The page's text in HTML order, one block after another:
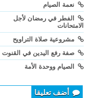
نعمة الصيام
الفطر في رمضان لأجل
الامتحانات
مشروعية صلاة التراويح
صفة رفع اليدين في القنوت
الصيام ووحدة الأمة
أضف تعليقا